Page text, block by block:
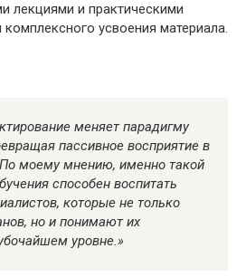
лекциями и практическими
усвоения материала.
меняет парадигму
пассивное восприятие в
По моему мнению, именно такой
способен воспитать
которые не только
но и понимают их
уровне.»